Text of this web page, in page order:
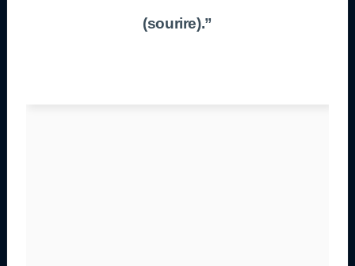
(sourire).”